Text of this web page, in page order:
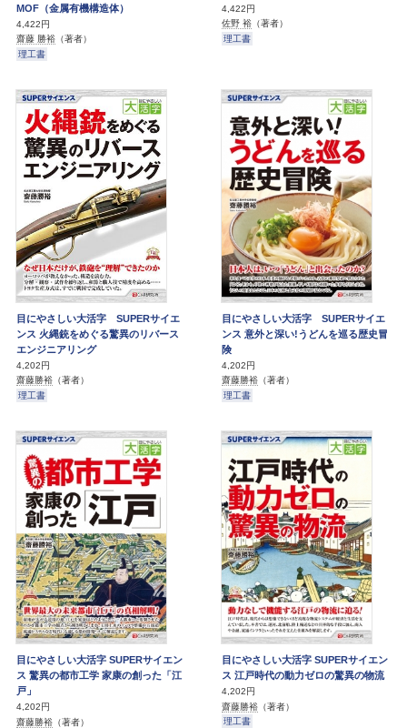
MOF（金属有機構造体）
4,422円
齋藤 勝裕 （著者）
理工書
4,422円
佐野 裕 （著者）
理工書
目にやさしい大活字 SUPERサイエ
ンス 火縄銃をめぐる驚異のリバース
エンジニアリング
4,202円
齋藤勝裕 （著者）
理工書
目にやさしい大活字 SUPERサイエ
ンス 意外と深い!うどんを巡る歴史冒
険
4,202円
齋藤勝裕 （著者）
理工書
目にやさしい大活字 SUPERサイエン
ス 驚異の都市工学 家康の創った「江
戸」
4,202円
齋藤勝裕 （著者）
目にやさしい大活字 SUPERサイエン
ス 江戸時代の動力ゼロの驚異の物流
4,202円
齋藤勝裕 （著者）
理工書